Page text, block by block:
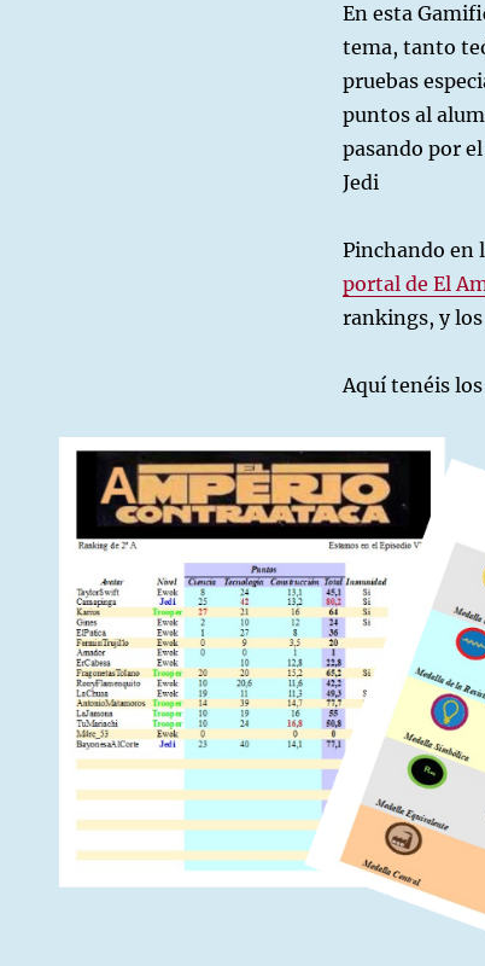
En esta
tema, tanto
pruebas
puntos al
pasando por
Jedi
Pinchando en
portal de El
rankings, y
Aquí tenéis